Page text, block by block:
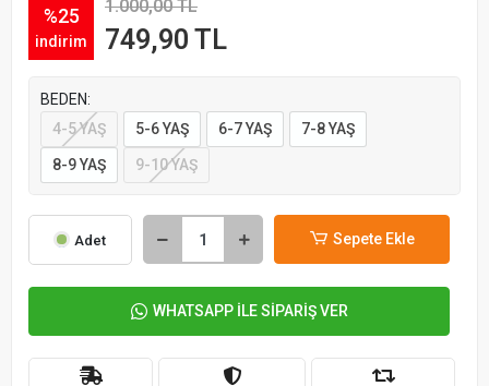
%25
indirim
1.000,00 TL
749,90 TL
BEDEN:
4-5 YAŞ
5-6 YAŞ 6-7 YAŞ 7-8 YAŞ
8-9 YAŞ 9-10 YAŞ
Adet Sepete Ekle
WHATSAPP İLE SİPARİŞ VER